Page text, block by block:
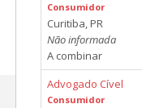
Consumidor
Curitiba, PR
Não informada
A combinar
Advogado Cível
Consumidor